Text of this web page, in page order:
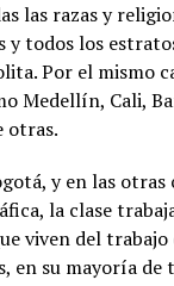
las razas y
y todos los
Por el mismo
Medellín, Cali,
otras.
y en las otras
la clase
viven del trabajo
en su mayoría